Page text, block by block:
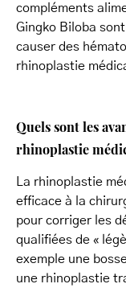
compléments
Gingko Biloba
causer des
rhinoplastie
Quels sont les
rhinoplastie
La rhinoplastie
efficace à la
pour corriger les
qualifiées de «
exemple une
une rhinoplastie